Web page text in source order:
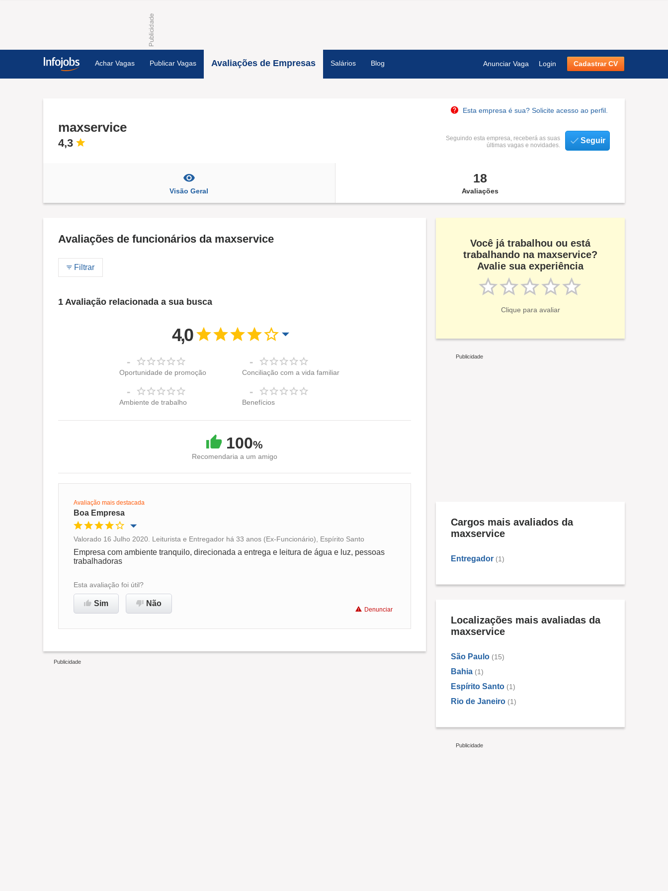
Achar Vagas Publicar Vagas Avaliações de Empresas Salários Blog Anunciar Vaga Login Cadastrar CV
Esta empresa é sua? Solicite acesso ao perfil.
maxservice
4,3
Seguindo esta empresa, receberá as suas
últimas vagas e novidades.
Seguir
Visão Geral
18
Avaliações
Avaliações de funcionários da maxservice
Filtrar
1 Avaliação relacionada a sua busca
4,0
-
Oportunidade de promoção
-
Conciliação com a vida familiar
-
Ambiente de trabalho
-
Benefícios
100%
Recomendaria a um amigo
Avaliação mais destacada
Boa Empresa
Oportunidade de promoção Conciliação com a vida familiar
Recomenda esta empresa
Valorado 16 Julho 2020. Leiturista e Entregador há 33 anos (Ex-Funcionário), Espírito Santo
Empresa com ambiente tranquilo, direcionada a entrega e leitura de água e luz, pessoas
trabalhadoras
Esta avaliação foi útil?
Sim Não
Denunciar
Você já trabalhou ou está
trabalhando na maxservice?
Avalie sua experiência
Clique para avaliar
Cargos mais avaliados da
maxservice
Entregador (1)
Localizações mais avaliadas da
maxservice
São Paulo (15)
Bahia (1)
Espírito Santo (1)
Rio de Janeiro (1)